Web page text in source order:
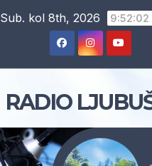
Sub. kol 8th, 2026 9:52:03
RADIO